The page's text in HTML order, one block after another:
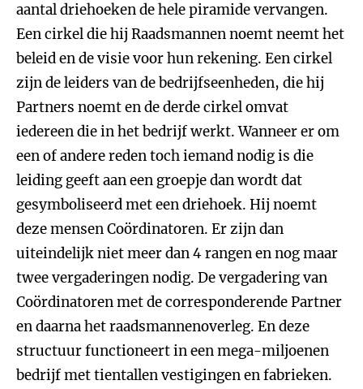
aantal driehoeken de hele piramide vervangen.
Een cirkel die hij Raadsmannen noemt neemt het
beleid en de visie voor hun rekening. Een cirkel
zijn de leiders van de bedrijfseenheden, die hij
Partners noemt en de derde cirkel omvat
iedereen die in het bedrijf werkt. Wanneer er om
een of andere reden toch iemand nodig is die
leiding geeft aan een groepje dan wordt dat
gesymboliseerd met een driehoek. Hij noemt
deze mensen Coördinatoren. Er zijn dan
uiteindelijk niet meer dan 4 rangen en nog maar
twee vergaderingen nodig. De vergadering van
Coördinatoren met de corresponderende Partner
en daarna het raadsmannenoverleg. En deze
structuur functioneert in een mega-miljoenen
bedrijf met tientallen vestigingen en fabrieken.